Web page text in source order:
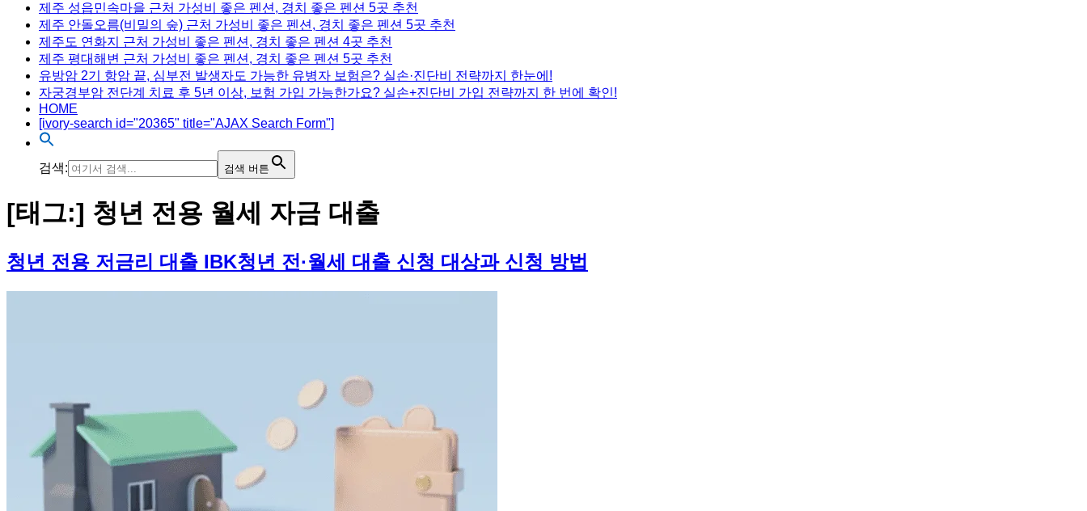
제주 성읍민속마을 근처 가성비 좋은 펜션, 경치 좋은 펜션 5곳 추천
제주 안돌오름(비밀의 숲) 근처 가성비 좋은 펜션, 경치 좋은 펜션 5곳 추천
제주도 연화지 근처 가성비 좋은 펜션, 경치 좋은 펜션 4곳 추천
제주 평대해변 근처 가성비 좋은 펜션, 경치 좋은 펜션 5곳 추천
유방암 2기 항암 끝, 심부전 발생자도 가능한 유병자 보험은? 실손·진단비 전략까지 한눈에!
자궁경부암 전단계 치료 후 5년 이상, 보험 가입 가능한가요? 실손+진단비 가입 전략까지 한 번에 확인!
HOME
[ivory-search id="20365" title="AJAX Search Form"]
검색: 검색 버튼
[태그:] 청년 전용 월세 자금 대출
청년 전용 저금리 대출 IBK청년 전·월세 대출 신청 대상과 신청 방법